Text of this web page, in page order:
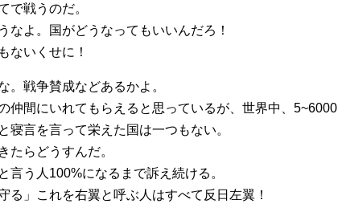
で戦うのだ。
なよ。国がどうなってもいいんだろ！
ないくせに！
。戦争賛成などあるかよ。
仲間にいれてもらえると思っているが、世界中、5~6000
言を言って栄えた国は一つもない。
たらどうすんだ。
言う人100%になるまで訴え続ける。
る」これを右翼と呼ぶ人はすべて反日左翼！